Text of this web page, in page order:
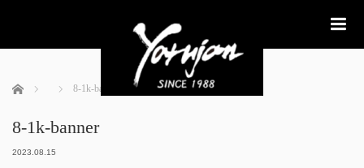
ホーム 8-1k-banner
8-1k-banner
2023.08.15